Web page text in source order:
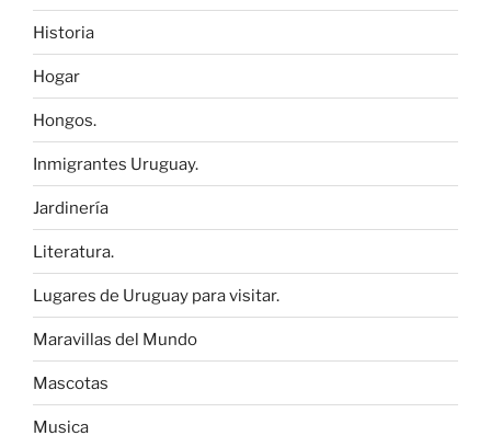
Historia
Hogar
Hongos.
Inmigrantes Uruguay.
Jardinería
Literatura.
Lugares de Uruguay para visitar.
Maravillas del Mundo
Mascotas
Musica